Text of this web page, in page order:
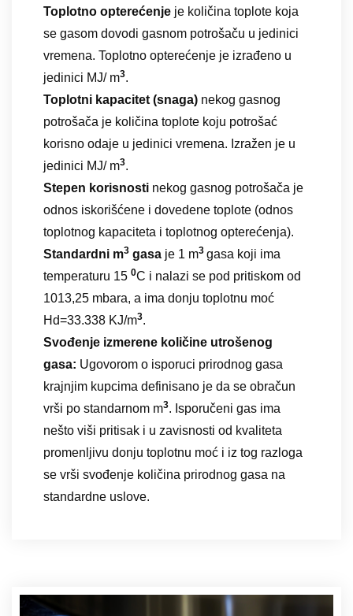
Toplotno opterećenje je količina toplote koja
se gasom dovodi gasnom potrošaču u jedinici
vremena. Toplotno opterećenje je izrađeno u
jedinici MJ/ m3.
Toplotni kapacitet (snaga) nekog gasnog
potrošača je količina toplote koju potrošać
korisno odaje u jedinici vremena. Izražen je u
jedinici MJ/ m3.
Stepen korisnosti nekog gasnog potrošača je
odnos iskorišćene i dovedene toplote (odnos
toplotnog kapaciteta i toplotnog opterećenja).
Standardni m3 gasa je 1 m3 gasa koji ima
temperaturu 15 0C i nalazi se pod pritiskom od
1013,25 mbara, a ima donju toplotnu moć
Hd=33.338 KJ/m3.
Svođenje izmerene količine utrošenog
gasa: Ugovorom o isporuci prirodnog gasa
krajnjim kupcima definisano je da se obračun
vrši po standarnom m3. Isporučeni gas ima
nešto viši pritisak i u zavisnosti od kvaliteta
promenljivu donju toplotnu moć i iz tog razloga
se vrši svođenje količina prirodnog gasa na
standardne uslove.